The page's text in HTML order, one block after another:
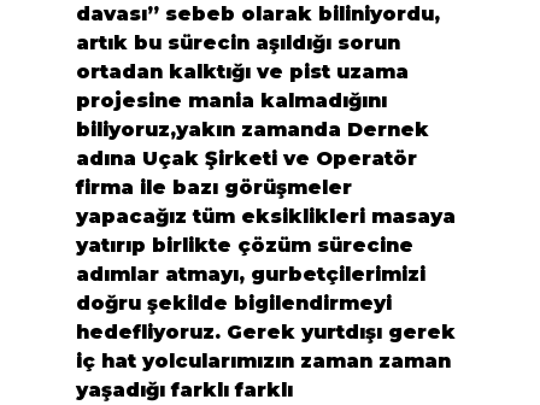
davası” sebeb olarak biliniyordu,
artık bu sürecin aşıldığı sorun
ortadan kalktığı ve pist uzama
projesine mania kalmadığını
biliyoruz,yakın zamanda Dernek
adına Uçak Şirketi ve Operatör
firma ile bazı görüşmeler
yapacağız tüm eksiklikleri masaya
yatırıp birlikte çözüm sürecine
adımlar atmayı, gurbetçilerimizi
doğru şekilde bigilendirmeyi
hedefliyoruz. Gerek yurtdışı gerek
iç hat yolcularımızın zaman zaman
yaşadığı farklı farklı